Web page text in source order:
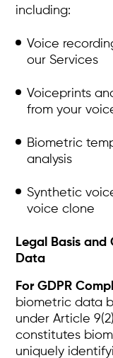
including:
Voice
our Services
Voiceprints
from your
Biometric
analysis
Synthetic
voice clone
Legal Basis
Data
For GDPR
biometric data
under Article
constitutes
uniquely